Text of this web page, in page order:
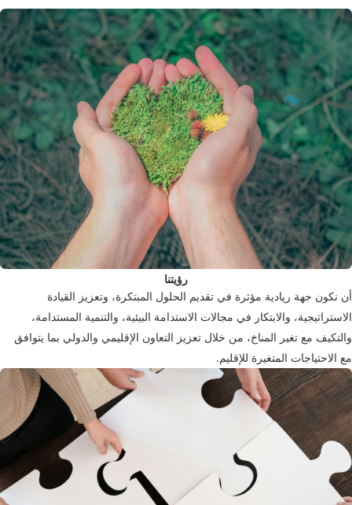
رؤيتنا
أن نكون جهة ريادية مؤثرة في تقديم الحلول المبتكرة، وتعزيز القيادة
الاستراتيجية، والابتكار في مجالات الاستدامة البيئية، والتنمية المستدامة،
والتكيف مع تغير المناخ، من خلال تعزيز التعاون الإقليمي والدولي بما يتوافق
مع الاحتياجات المتغيرة للإقليم.